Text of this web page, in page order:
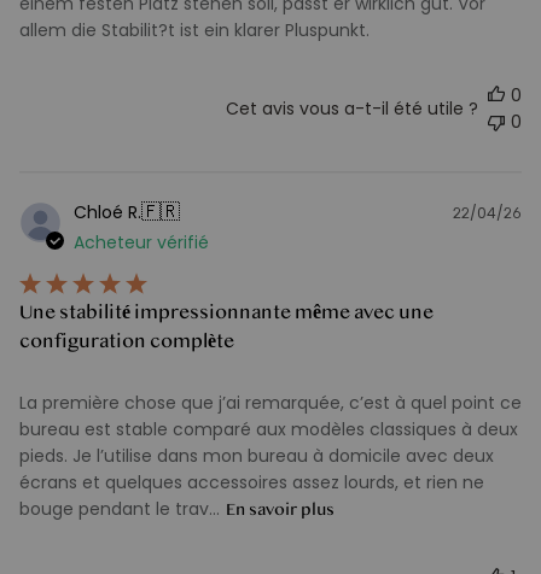
allem die Stabilit?t ist ein klarer Pluspunkt.
Cet avis vous a-t-il été utile ?
0
0
Chloé R.🇫🇷
Acheteur vérifié
Une stabilité impressionnante même avec une
configuration complète
La première chose que j’ai remarquée, c’est à quel point ce
bureau est stable comparé aux modèles classiques à deux
pieds. Je l’utilise dans mon bureau à domicile avec deux
écrans et quelques accessoires assez lourds, et rien ne
bouge pendant le trav... En savoir plus
22/04/26